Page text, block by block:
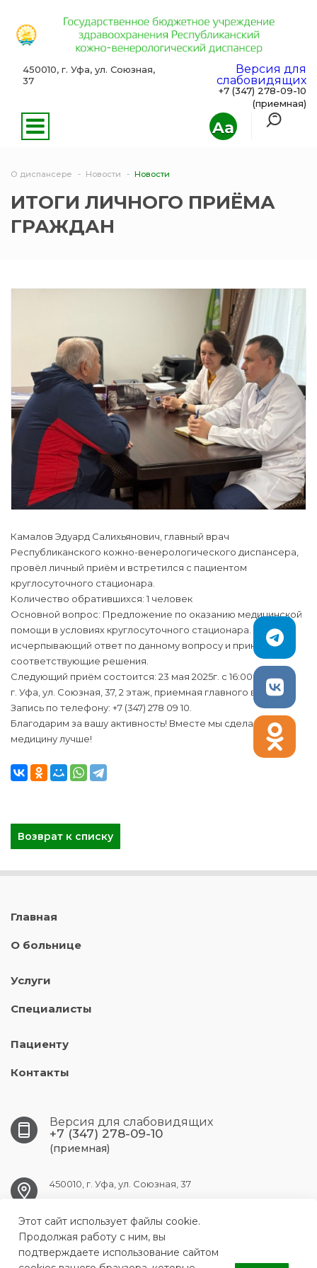
Aa
450010, г. Уфа, ул. Союзная,
37
Версия для
слабовидящих
+7 (347) 278-09-10
(приемная)
О диспансере Новости Новости
ИТОГИ ЛИЧНОГО ПРИЁМА
ГРАЖДАН
Камалов Эдуард Салихьянович, главный врач
Республиканского кожно-венерологического диспансера,
провёл личный приём и встретился с пациентом
круглосуточного стационара.
Количество обратившихся: 1 человек
Основной вопрос: Предложение по оказанию медицинской
помощи в условиях круглосуточного стационара. Был дан
исчерпывающий ответ по данному вопросу и приняты
соответствующие решения.
Следующий приём состоится: 23 мая 2025г. с 16:00ч.
г. Уфа, ул. Союзная, 37, 2 этаж, приемная главного врача.
Запись по телефону: +7 (347) 278 09 10.
Благодарим за вашу активность! Вместе мы сделаем
медицину лучше!
Возврат к списку
Главная
О больнице
Услуги
Специалисты
Пациенту
Контакты
Версия для слабовидящих
+7 (347) 278-09-10
(приемная)
450010, г. Уфа, ул. Союзная, 37
UFA.RKVD1@doctorrb.ru
Этот сайт использует файлы cookie.
Продолжая работу с ним, вы
подтверждаете использование сайтом